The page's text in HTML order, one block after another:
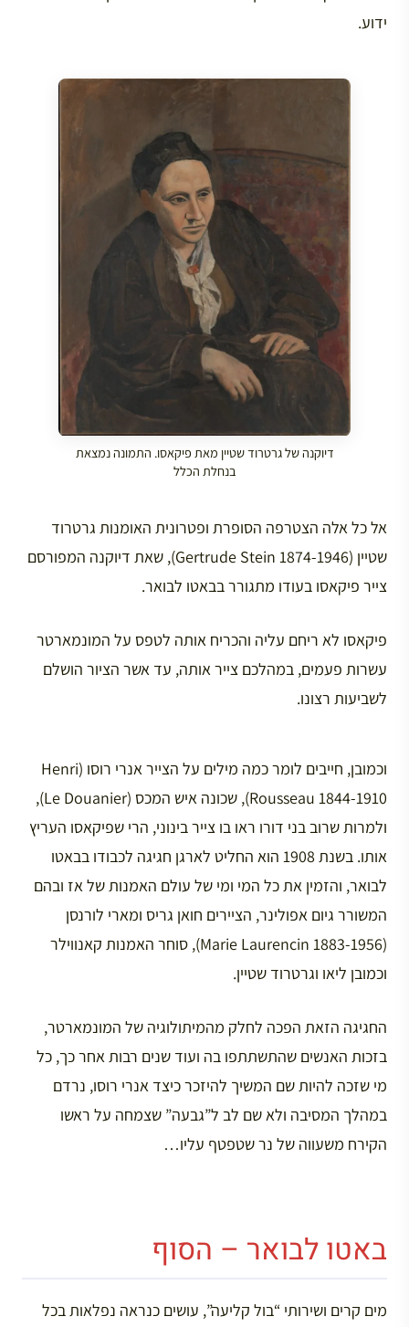
ידוע.
דיוקנה של גרטרוד שטיין מאת פיקאסו. התמונה נמצאת
בנחלת הכלל
אל כל אלה הצטרפה הסופרת ופטרונית האומנות גרטרוד
שטיין (Gertrude Stein 1874-1946), שאת דיוקנה המפורסם
צייר פיקאסו בעודו מתגורר בבאטו לבואר.
פיקאסו לא ריחם עליה והכריח אותה לטפס על המונמארטר
עשרות פעמים, במהלכם צייר אותה, עד אשר הציור הושלם
לשביעות רצונו.
וכמובן, חייבים לומר כמה מילים על הצייר אנרי רוסו (Henri
Rousseau 1844-1910), שכונה איש המכס (Le Douanier),
ולמרות שרוב בני דורו ראו בו צייר בינוני, הרי שפיקאסו העריץ
אותו. בשנת 1908 הוא החליט לארגן חגיגה לכבודו בבאטו
לבואר, והזמין את כל המי ומי של עולם האמנות של אז ובהם
המשורר גיום אפולינר, הציירים חואן גריס ומארי לורנסן
(Marie Laurencin 1883-1956), סוחר האמנות קאנווילר
וכמובן ליאו וגרטרוד שטיין.
החגיגה הזאת הפכה לחלק מהמיתולוגיה של המונמארטר,
בזכות האנשים שהתשתתפו בה ועוד שנים רבות אחר כך, כל
מי שזכה להיות שם המשיך להיזכר כיצד אנרי רוסו, נרדם
במהלך המסיבה ולא שם לב ל”גבעה” שצמחה על ראשו
הקירח משעווה של נר שטפטף עליו…
באטו לבואר – הסוף
מים קרים ושירותי “בול קליעה”, עושים כנראה נפלאות בכל